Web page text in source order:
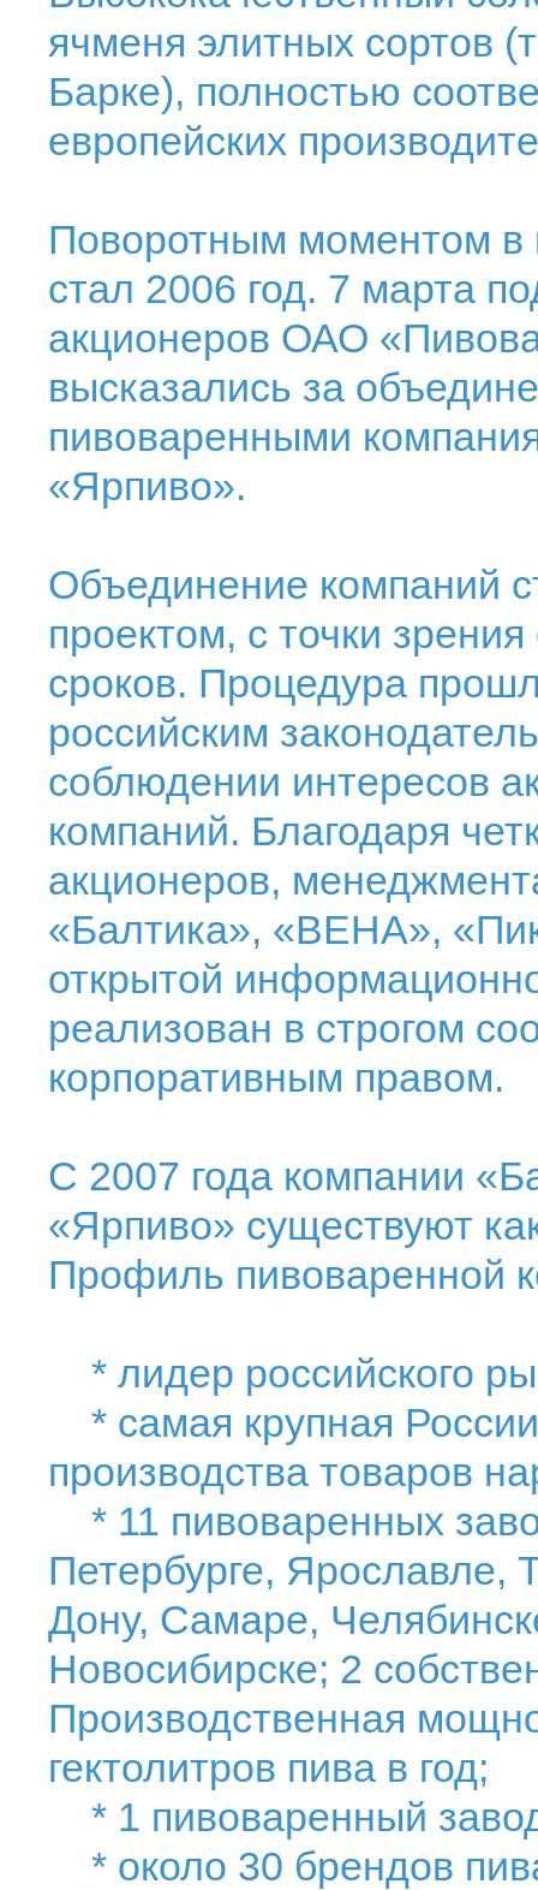
ячменя элитных сортов
Барке), полностью
европейских
Поворотным моментом в
стал 2006 год. 7 марта
акционеров ОАО
высказались за
пивоваренными
«Ярпиво».
Объединение компаний
проектом, с точки
сроков. Процедура
российским
соблюдении интересов
компаний. Благодаря
акционеров,
«Балтика», «ВЕНА»,
открытой
реализован в строгом
корпоративным правом.
С 2007 года компании
«Ярпиво» существуют
Профиль пивоваренной
* лидер российского
* самая крупная
производства товаров
* 11 пивоваренных
Петербурге, Ярославле,
Дону, Самаре,
Новосибирске; 2
Производственная
гектолитров пива в год;
* 1 пивоваренный
* около 30 брендов